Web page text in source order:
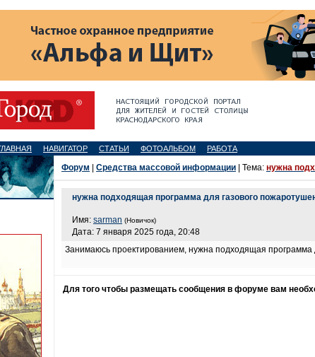
НАВИГАТОР СТАТЬИ ФОТОАЛЬБОМ РАБОТА
Форум Средства массовой информации | Тема: нужна
нужна подходящая программа для газового
Имя: sarman (Новичок)
Дата: 7 января 2025 года, 20:48
Занимаюсь проектированием, нужна подходящая
Для того чтобы размещать сообщения в форуме вам